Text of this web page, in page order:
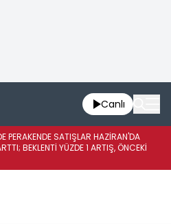
Canlı
PERAKENDE SATIŞLAR HAZİRAN'DA
BEKLENTİ YÜZDE 1 ARTIŞ, ÖNCEKİ